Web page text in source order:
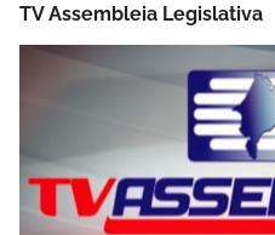
TV Assembleia Legislativa